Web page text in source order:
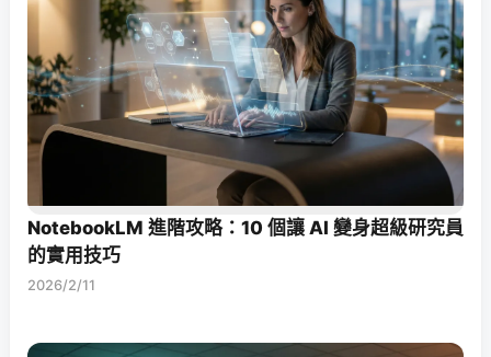
NotebookLM 進階攻略：10 個讓 AI 變身超級研究員
的實用技巧
2026/2/11